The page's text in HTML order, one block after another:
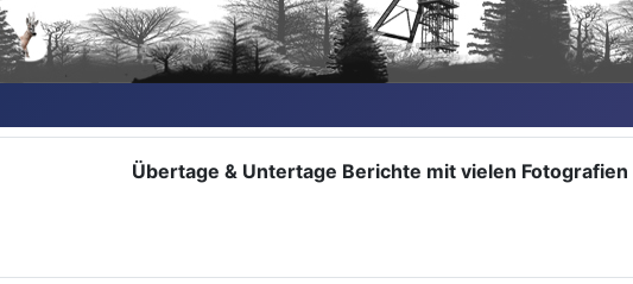
Übertage & Untertage Berichte mit vielen Fotografien